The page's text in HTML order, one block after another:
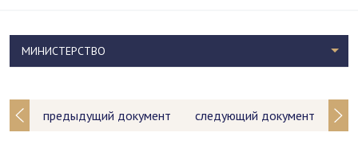
предыдущий документ следующий документ
МИНИСТЕРСТВО